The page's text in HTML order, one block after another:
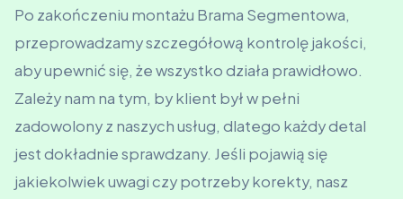
Po zakończeniu montażu Brama Segmentowa,
przeprowadzamy szczegółową kontrolę jakości,
aby upewnić się, że wszystko działa prawidłowo.
Zależy nam na tym, by klient był w pełni
zadowolony z naszych usług, dlatego każdy detal
jest dokładnie sprawdzany. Jeśli pojawią się
jakiekolwiek uwagi czy potrzeby korekty, nasz